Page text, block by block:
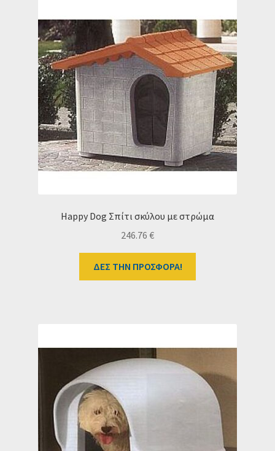
Happy Dog Σπίτι σκύλου με στρώμα
246.76 €
ΔΕΣ ΤΗΝ ΠΡΟΣΦΟΡΑ!